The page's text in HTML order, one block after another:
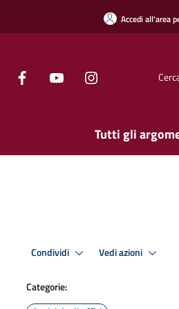
Accedi all'area
Tutti gli
Condividi Vedi azioni
Categorie: